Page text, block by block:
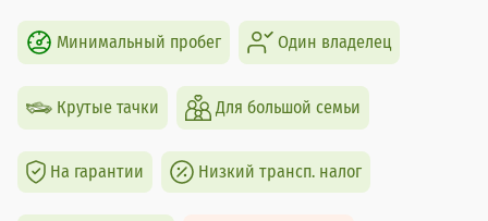
Минимальный пробег Один владелец
Крутые тачки Для большой семьи
На гарантии Низкий трансп. налог